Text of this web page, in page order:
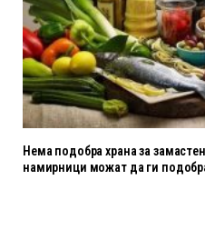
Нема подобра храна за
намирници можат да ги